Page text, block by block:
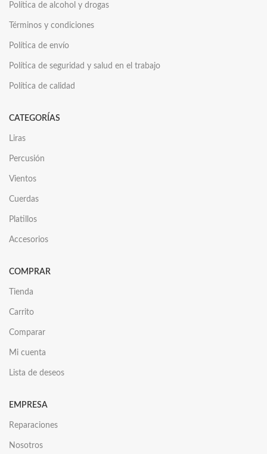
Política de alcohol y drogas
Términos y condiciones
Política de envío
Política de seguridad y salud en el trabajo
Política de calidad
CATEGORÍAS
Liras
Percusión
Vientos
Cuerdas
Platillos
Accesorios
COMPRAR
Tienda
Carrito
Comparar
Mi cuenta
Lista de deseos
EMPRESA
Reparaciones
Nosotros